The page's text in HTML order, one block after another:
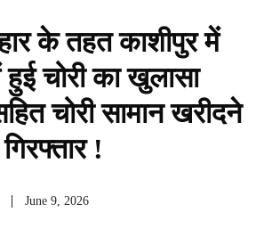
के तहत काशीपुर में
हुई चोरी का खुलासा
चोरी सामान खरीदने
!
June 9, 2026